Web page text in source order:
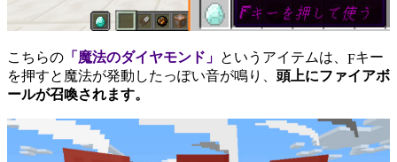
こちらの 「魔法のダイヤモンド」 というアイテムは、 Fキー
を押すと魔法が発動したっぽい音が鳴り、 頭上にファイアボ
ールが召喚されます。